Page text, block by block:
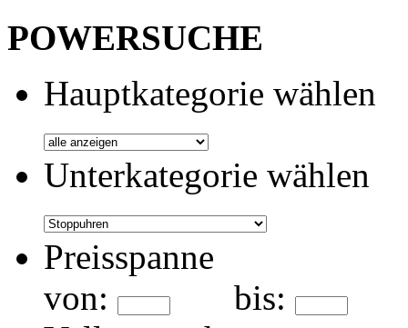
POWERSUCHE
Hauptkategorie wählen
Unterkategorie wählen
Preisspanne
von:
bis: